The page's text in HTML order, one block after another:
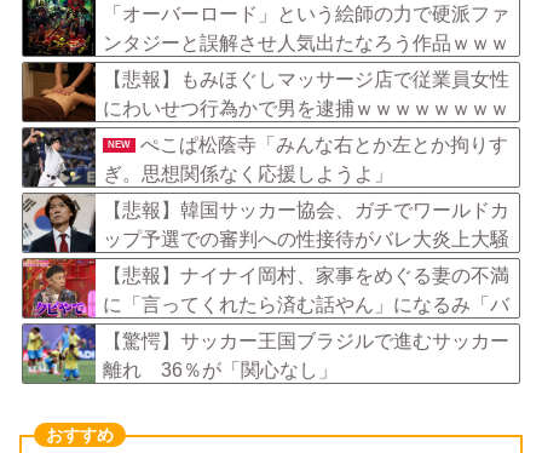
「オーバーロード」という絵師の力で硬派ファ
ンタジーと誤解させ人気出たなろう作品ｗｗｗ
ｗｗｗｗｗｗ
【悲報】もみほぐしマッサージ店で従業員女性
にわいせつ行為かで男を逮捕ｗｗｗｗｗｗｗｗ
ｗ
NEW
ぺこぱ松蔭寺「みんな右とか左とか拘りす
ぎ。思想関係なく応援しようよ」
【悲報】韓国サッカー協会、ガチでワールドカ
ップ予選での審判への性接待がバレ大炎上大騒
ぎにｗｗｗｗｗｗｗｗ
【悲報】ナイナイ岡村、家事をめぐる妻の不満
に「言ってくれたら済む話やん」になるみ「バ
イトやったらクビやで」説教受け黙り込む
【驚愕】サッカー王国ブラジルで進むサッカー
離れ 36％が「関心なし」